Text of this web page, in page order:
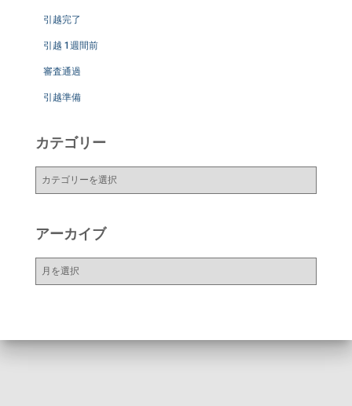
引越完了
引越 1週間前
審査通過
引越準備
カテゴリー
ー
アーカイブ
ー